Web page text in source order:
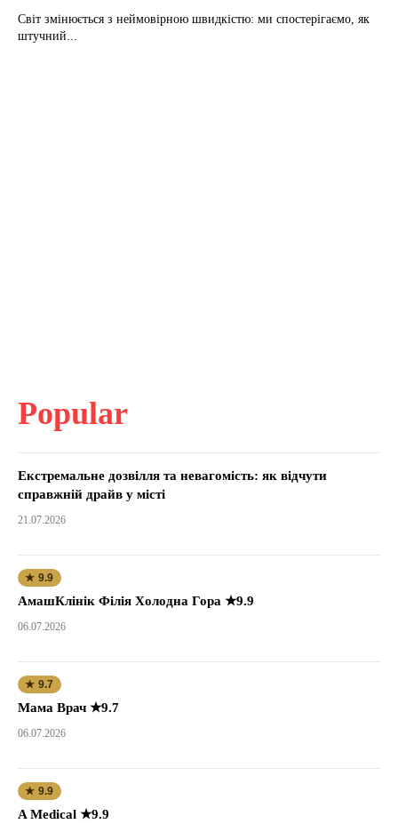
Світ змінюється з неймовірною швидкістю: ми спостерігаємо, як
штучний...
Popular
Екстремальне дозвілля та невагомість: як відчути
справжній драйв у місті
21.07.2026
★ 9.9
АмашКлінік Філія Холодна Гора ★9.9
06.07.2026
★ 9.7
Мама Врач ★9.7
06.07.2026
★ 9.9
A Medical ★9.9